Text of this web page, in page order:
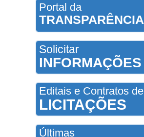
Portal da
TRANSPARÊNCIA
Solicitar
INFORMAÇÕES
Editais e Contratos de
LICITAÇÕES
Últimas